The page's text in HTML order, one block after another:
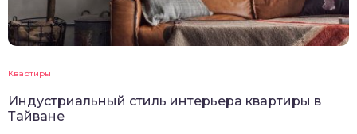
Квартиры
Индустриальный стиль интерьера квартиры в
Тайване